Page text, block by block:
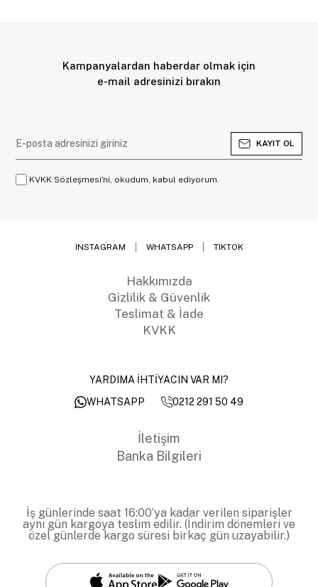
Kampanyalardan haberdar olmak için
e-mail adresinizi bırakın
KAYIT OL
KVKK Sözleşmesi'ni, okudum, kabul ediyorum.
INSTAGRAM WHATSAPP TIKTOK
Hakkımızda
Gizlilik & Güvenlik
Teslimat & İade
KVKK
YARDIMA İHTİYACIN VAR MI?
WHATSAPP
0212 291 50 49
İletişim
Banka Bilgileri
İş günlerinde saat 16:00’ya kadar verilen siparişler
aynı gün kargoya teslim edilir. (İndirim dönemleri ve
özel günlerde kargo süresi birkaç gün uzayabilir.)